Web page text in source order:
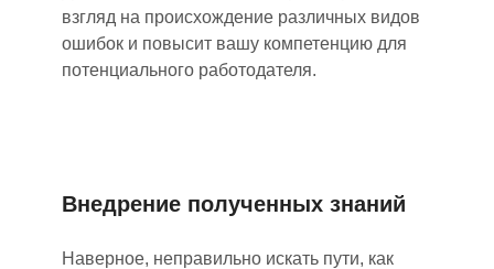
взгляд на происхождение различных видов
ошибок и повысит вашу компетенцию для
потенциального работодателя.
Внедрение полученных знаний
Наверное, неправильно искать пути, как